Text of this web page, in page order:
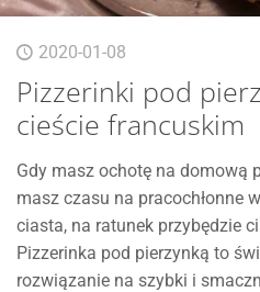
2020-01-08
Pizzerinki pod
cieście francuskim
Gdy masz ochotę na domową
masz czasu na pracochłonne
ciasta, na ratunek przybędzie
Pizzerinka pod pierzynką to
rozwiązanie na szybki i